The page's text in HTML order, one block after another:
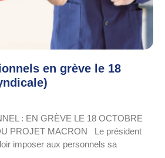
en grève le 18
: EN GRÈVE LE 18 OCTOBRE
PROJET MACRON Le président
imposer aux personnels sa